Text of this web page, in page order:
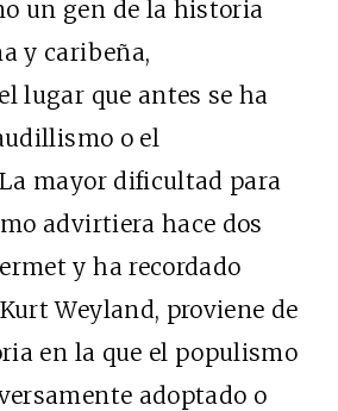
un gen de la historia
y caribeña,
lugar que antes se ha
o el
mayor dificultad para
advirtiera hace dos
y ha recordado
Weyland, proviene de
en la que el populismo
adoptado o